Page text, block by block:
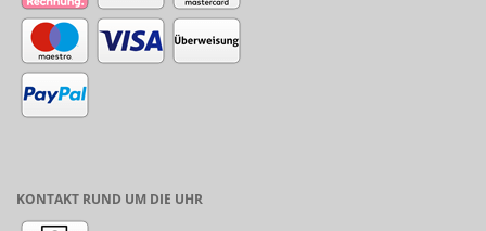
KONTAKT RUND UM DIE UHR